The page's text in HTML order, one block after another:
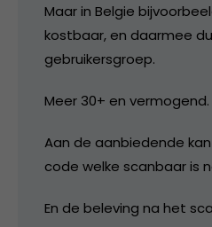
Maar in Belgie
kostbaar, en daarmee
gebruikersgroep.
Meer 30+ en vermogend.
Aan de aanbiedende
code welke scanbaar is
En de beleving na het